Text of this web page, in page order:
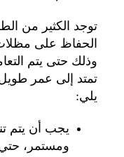
توجد الكثير من
الحفاظ على
وذلك حتى يتم
تمتد إلى عمر
يلي:
يجب أن يتم
ومستمر، حتي